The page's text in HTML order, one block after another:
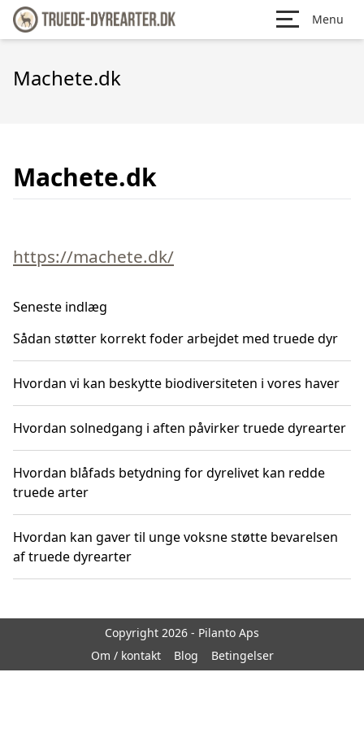
Menu
Machete.dk
Machete.dk
https://machete.dk/
Seneste indlæg
Sådan støtter korrekt foder arbejdet med truede dyr
Hvordan vi kan beskytte biodiversiteten i vores haver
Hvordan solnedgang i aften påvirker truede dyrearter
Hvordan blåfads betydning for dyrelivet kan redde
truede arter
Hvordan kan gaver til unge voksne støtte bevarelsen
af truede dyrearter
Copyright 2026 - Pilanto Aps
Om / kontakt
Blog Betingelser